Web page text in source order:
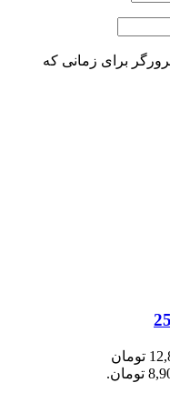
برای زمانی که
قیمت اصلی: 12,800,000 تومان